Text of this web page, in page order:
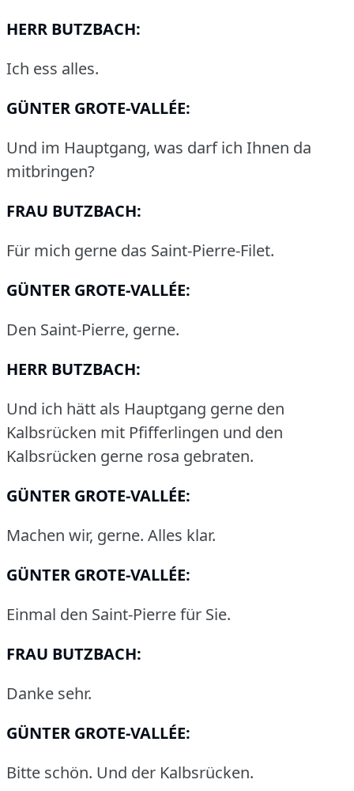
HERR BUTZBACH:
Ich ess alles.
GÜNTER GROTE-VALLÉE:
Und im Hauptgang, was darf ich Ihnen da
mitbringen?
FRAU BUTZBACH:
Für mich gerne das Saint-Pierre-Filet.
GÜNTER GROTE-VALLÉE:
Den Saint-Pierre, gerne.
HERR BUTZBACH:
Und ich hätt als Hauptgang gerne den
Kalbsrücken mit Pfifferlingen und den
Kalbsrücken gerne rosa gebraten.
GÜNTER GROTE-VALLÉE:
Machen wir, gerne. Alles klar.
GÜNTER GROTE-VALLÉE:
Einmal den Saint-Pierre für Sie.
FRAU BUTZBACH:
Danke sehr.
GÜNTER GROTE-VALLÉE:
Bitte schön. Und der Kalbsrücken.